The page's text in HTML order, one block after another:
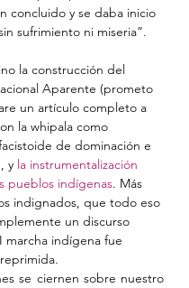
concluido y se daba inicio
sufrimiento ni miseria”.
la construcción del
Aparente (prometo
un artículo completo a
la whipala como
de dominación e
y la instrumentalización
pueblos indígenas. Más
indignados, que todo eso
un discurso
marcha indígena fue
se ciernen sobre nuestro